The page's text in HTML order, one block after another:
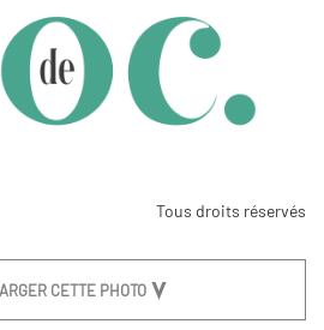
Tous droits réservés
CETTE PHOTO